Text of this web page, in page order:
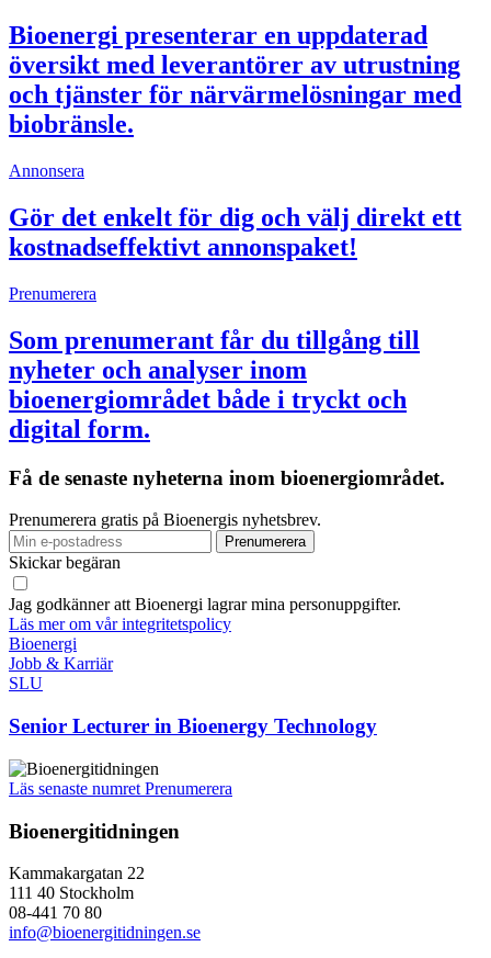
Bioenergi presenterar en uppdaterad
översikt med leverantörer av utrustning
och tjänster för närvärmelösningar med
biobränsle.
Annonsera
Gör det enkelt för dig och välj direkt ett
kostnadseffektivt annonspaket!
Prenumerera
Som prenumerant får du tillgång till
nyheter och analyser inom
bioenergiområdet både i tryckt och
digital form.
Få de senaste nyheterna inom bioenergiområdet.
Prenumerera gratis på Bioenergis nyhetsbrev.
Skickar begäran
Jag godkänner att Bioenergi lagrar mina personuppgifter.
Läs mer om vår integritetspolicy
Bioenergi
Jobb & Karriär
SLU
Senior Lecturer in Bioenergy Technology
Läs senaste numret Prenumerera
Bioenergitidningen
Kammakargatan 22
111 40 Stockholm
08-441 70 80
info@bioenergitidningen.se